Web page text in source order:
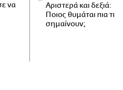
να
Αριστερά και δεξιά:
Ποιος θυμάται πια τι
σημαίνουν;